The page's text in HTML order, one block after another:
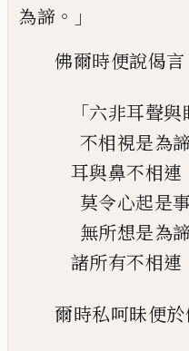
為諦 。」
佛爾時便說偈言
「六非耳聲與
不相視是為
耳與鼻不相連
莫令心起是
無所想是為
諸所有不相連
爾時私呵昧便